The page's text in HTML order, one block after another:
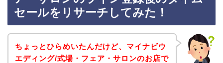
セールをリサーチしてみた！
ちょっとひらめいたんだけど、マイナビウ
エディング/式場・フェア・サロンのお店で